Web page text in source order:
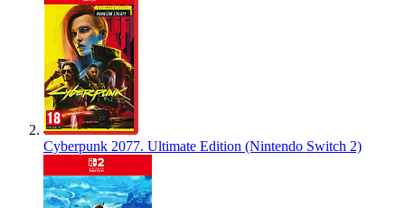
Cyberpunk 2077. Ultimate Edition (Nintendo Switch 2)